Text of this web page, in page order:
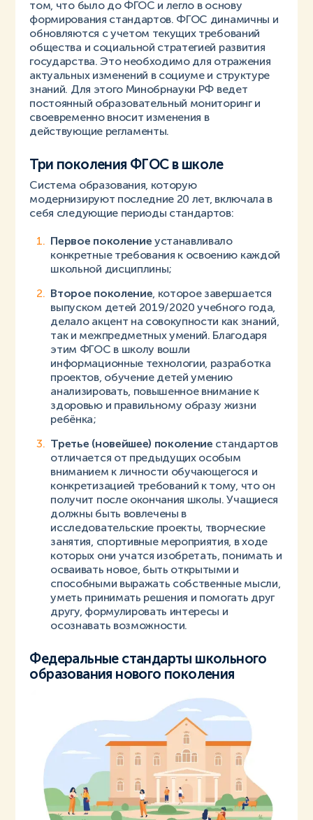
том, что было до ФГОС и легло в основу
формирования стандартов. ФГОС динамичны и
обновляются с учетом текущих требований
общества и социальной стратегией развития
государства. Это необходимо для отражения
актуальных изменений в социуме и структуре
знаний. Для этого Минобрнауки РФ ведет
постоянный образовательный мониторинг и
своевременно вносит изменения в
действующие регламенты.
Три поколения ФГОС в школе
Система образования, которую
модернизируют последние 20 лет, включала в
себя следующие периоды стандартов:
Первое поколение устанавливало
конкретные требования к освоению каждой
школьной дисциплины;
Второе поколение , которое завершается
выпуском детей 2019/2020 учебного года,
делало акцент на совокупности как знаний,
так и межпредметных умений. Благодаря
этим ФГОС в школу вошли
информационные технологии, разработка
проектов, обучение детей умению
анализировать, повышенное внимание к
здоровью и правильному образу жизни
ребёнка;
Третье (новейшее) поколение стандартов
отличается от предыдущих особым
вниманием к личности обучающегося и
конкретизацией требований к тому, что он
получит после окончания школы. Учащиеся
должны быть вовлечены в
исследовательские проекты, творческие
занятия, спортивные мероприятия, в ходе
которых они учатся изобретать, понимать и
осваивать новое, быть открытыми и
способными выражать собственные мысли,
уметь принимать решения и помогать друг
другу, формулировать интересы и
осознавать возможности.
Федеральные стандарты школьного
образования нового поколения